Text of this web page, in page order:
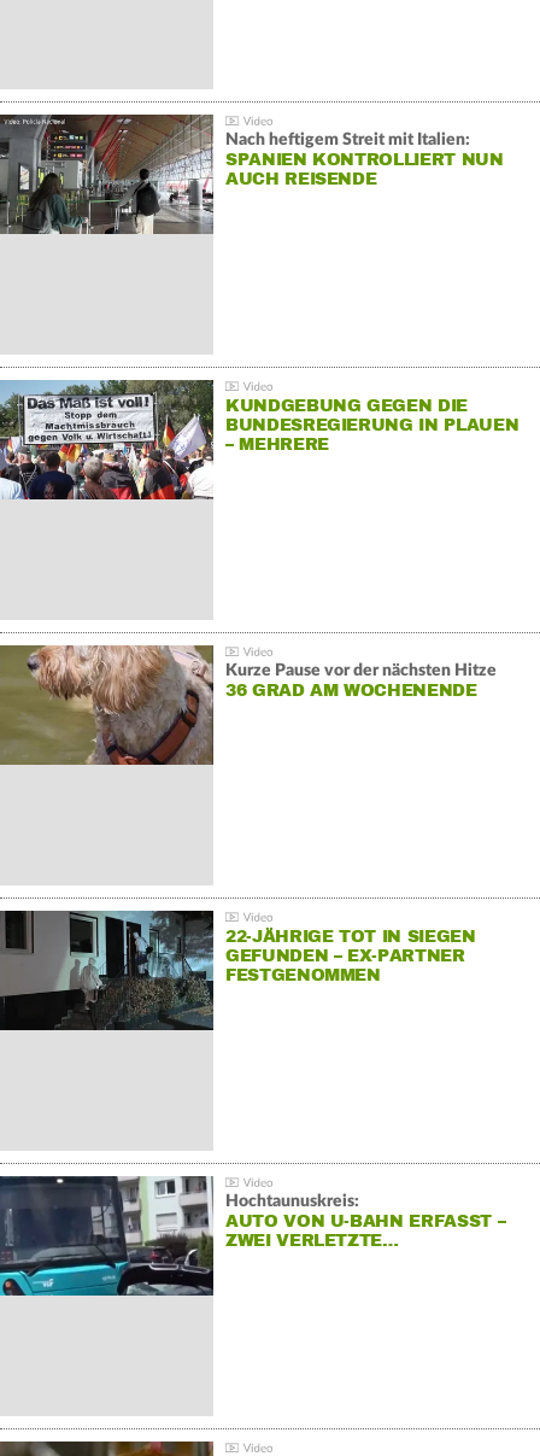
Nach heftigem Streit mit Italien:
SPANIEN KONTROLLIERT NUN
AUCH REISENDE
KUNDGEBUNG GEGEN DIE
BUNDESREGIERUNG IN PLAUEN
– MEHRERE
Kurze Pause vor der nächsten Hitze
36 GRAD AM WOCHENENDE
22-JÄHRIGE TOT IN SIEGEN
GEFUNDEN – EX-PARTNER
FESTGENOMMEN
Hochtaunuskreis:
AUTO VON U-BAHN ERFASST –
ZWEI VERLETZTE…